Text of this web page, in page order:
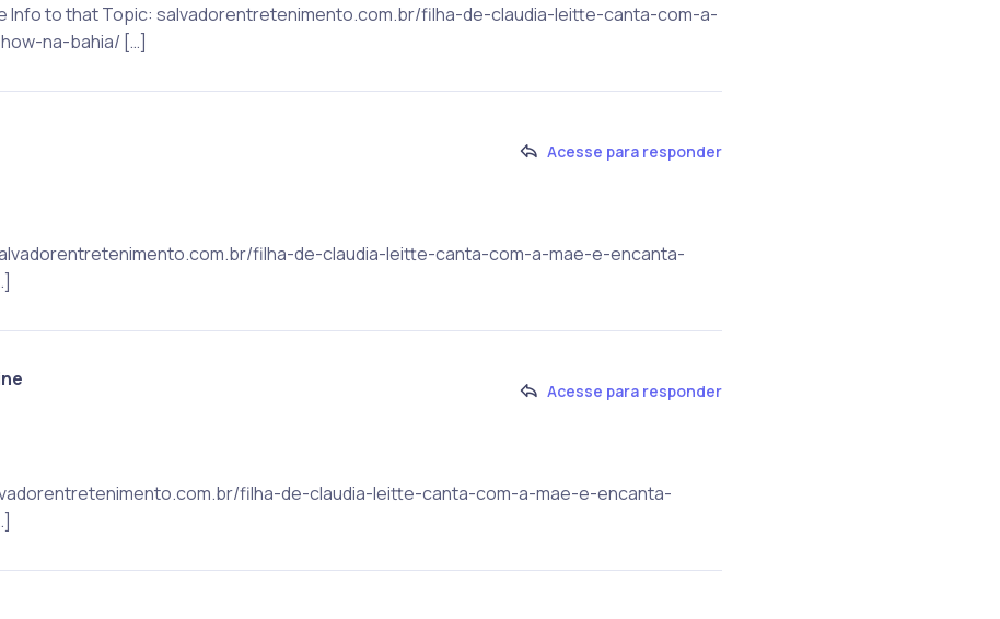
Info to that Topic: salvadorentretenimento.com.br/filha-de-claudia-leitte-canta-com-a-
na-bahia/ […]
Acesse para responder
filha-de-claudia-leitte-canta-com-a-mae-e-encanta-
Acesse para responder
filha-de-claudia-leitte-canta-com-a-mae-e-encanta-